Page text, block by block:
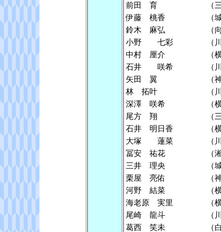
前田 育
（
伊藤 桃香
鈴木 麻弘
（
小野 七彩
（
中村 厘介
（
石井 咲希
（
矢田 翼
（
林 拓叶
（
深澤 咲希
（
尾方 翔
（
石井 明日香
（
大塚 蓮菜
（
冨安 祐花
（
三井 理央
栗屋 亮佑
（
河野 結菜
（
海老原 実里
（
尾崎 龍斗
（
葛西 笑未
（